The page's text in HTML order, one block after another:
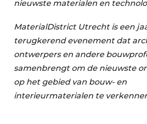
nieuwste materialen en
MaterialDistrict Utrecht is een
terugkerend evenement dat
ontwerpers en andere
samenbrengt om de nieuwste
op het gebied van bouw- en
interieurmaterialen te